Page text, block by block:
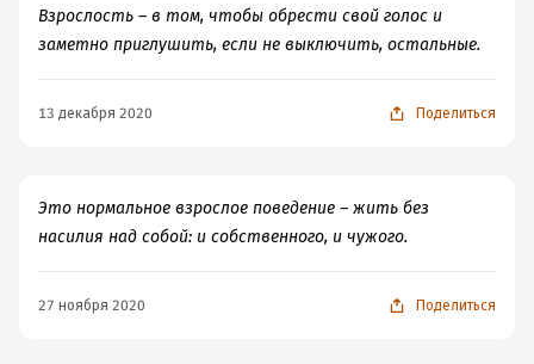
Взрослость – в том, чтобы обрести свой голос и
заметно приглушить, если не выключить, остальные.
13 декабря 2020 Поделиться
Это нормальное взрослое поведение – жить без
насилия над собой: и собственного, и чужого.
27 ноября 2020 Поделиться